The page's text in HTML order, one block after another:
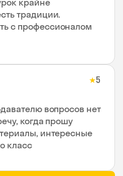
традиции.
с профессионалом
★5
вопросов нет
когда прошу
интересные
класс